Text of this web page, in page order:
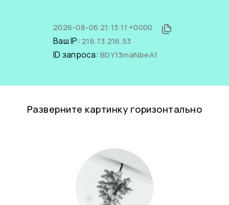
2026-08-06 21:13:11 +0000
Ваш IP: 216.73.216.53
ID запроса: BDY13maNbeA1
Разверните картинку горизонтально